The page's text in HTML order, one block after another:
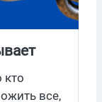
кто
все,